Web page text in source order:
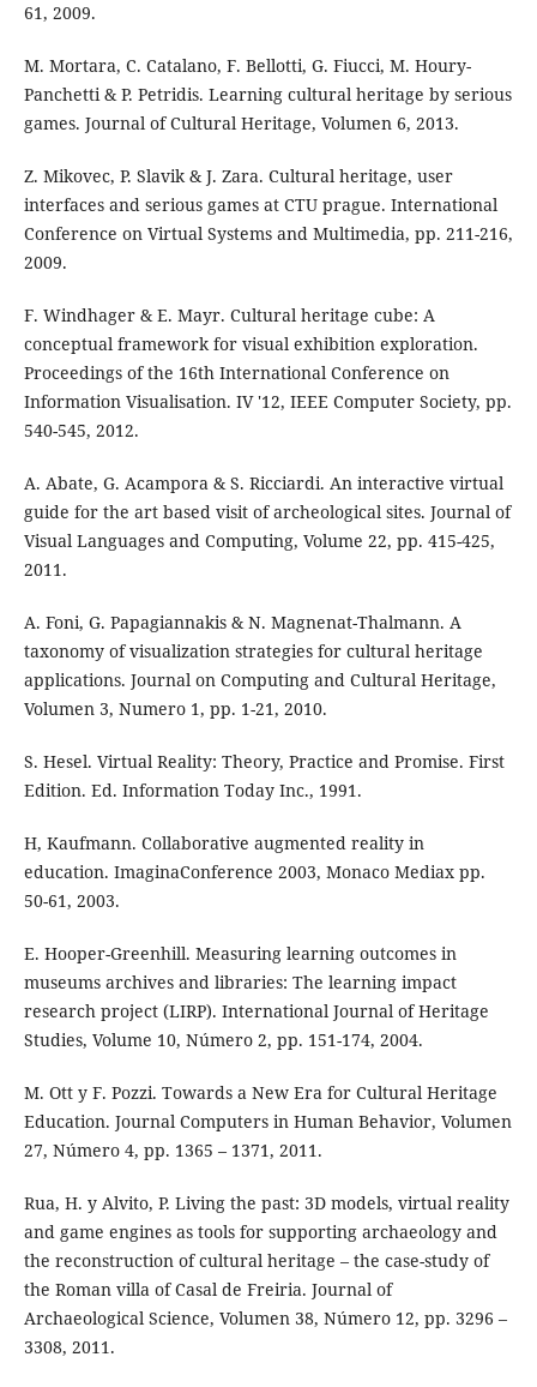
61, 2009.
M. Mortara, C. Catalano, F. Bellotti, G. Fiucci, M. Houry-
Panchetti & P. Petridis. Learning cultural heritage by serious
games. Journal of Cultural Heritage, Volumen 6, 2013.
Z. Mikovec, P. Slavik & J. Zara. Cultural heritage, user
interfaces and serious games at CTU prague. International
Conference on Virtual Systems and Multimedia, pp. 211-216,
2009.
F. Windhager & E. Mayr. Cultural heritage cube: A
conceptual framework for visual exhibition exploration.
Proceedings of the 16th International Conference on
Information Visualisation. IV '12, IEEE Computer Society, pp.
540-545, 2012.
A. Abate, G. Acampora & S. Ricciardi. An interactive virtual
guide for the art based visit of archeological sites. Journal of
Visual Languages and Computing, Volume 22, pp. 415-425,
2011.
A. Foni, G. Papagiannakis & N. Magnenat-Thalmann. A
taxonomy of visualization strategies for cultural heritage
applications. Journal on Computing and Cultural Heritage,
Volumen 3, Numero 1, pp. 1-21, 2010.
S. Hesel. Virtual Reality: Theory, Practice and Promise. First
Edition. Ed. Information Today Inc., 1991.
H, Kaufmann. Collaborative augmented reality in
education. ImaginaConference 2003, Monaco Mediax pp.
50-61, 2003.
E. Hooper-Greenhill. Measuring learning outcomes in
museums archives and libraries: The learning impact
research project (LIRP). International Journal of Heritage
Studies, Volume 10, Número 2, pp. 151-174, 2004.
M. Ott y F. Pozzi. Towards a New Era for Cultural Heritage
Education. Journal Computers in Human Behavior, Volumen
27, Número 4, pp. 1365 – 1371, 2011.
Rua, H. y Alvito, P. Living the past: 3D models, virtual reality
and game engines as tools for supporting archaeology and
the reconstruction of cultural heritage – the case-study of
the Roman villa of Casal de Freiria. Journal of
Archaeological Science, Volumen 38, Número 12, pp. 3296 –
3308, 2011.